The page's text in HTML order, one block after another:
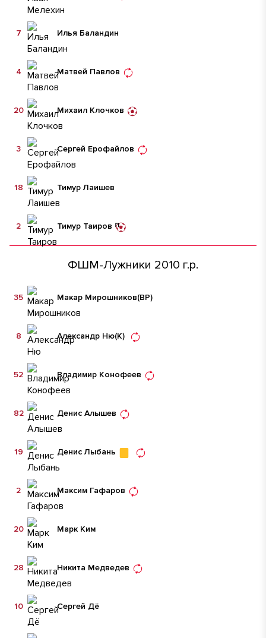
Илья Баландин
7
Матвей Павлов
4
Михаил Клочков
20
Сергей Ерофайлов
3
Тимур Лаишев
18
Тимур Таиров
2
ФШМ-Лужники 2010 г.р.
Макар Мирошников(ВР)
35
Александр Ню(К)
8
Владимир Конофеев
52
Денис Алышев
82
Денис Лыбань
19
Максим Гафаров
2
Марк Ким
20
Никита Медведев
28
Сергей Дё
10